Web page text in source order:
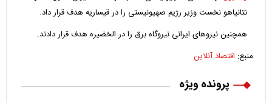
نتانیاهو نخست وزیر رژیم صهیونیستی را در قیساریه هدف قرار داد.
همچنین نیروهای ایرانی نیروگاه برق را در الخضیره هدف قرار دادند.
منبع: اقتصاد آنلاین
پرونده ویژه